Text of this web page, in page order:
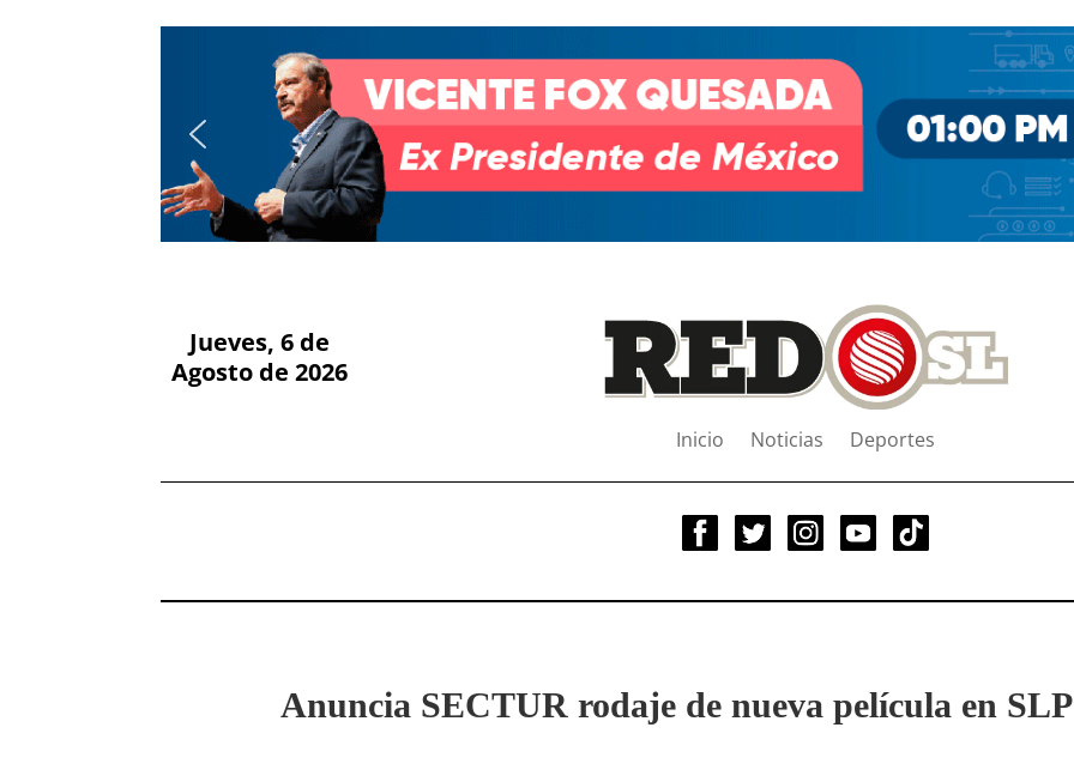
Jueves, 6 de
Agosto de 2026
Inicio Noticias Deportes
Anuncia SECTUR rodaje de nueva película en SLP